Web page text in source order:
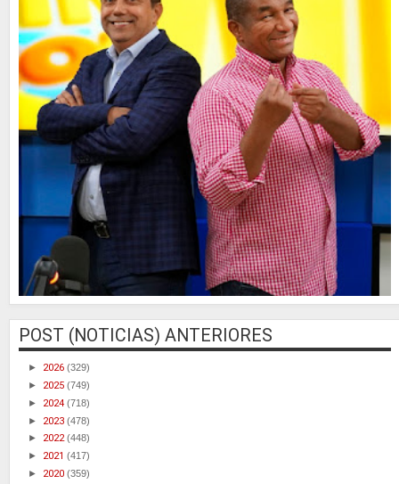
POST (NOTICIAS) ANTERIORES
► 2026 (329)
► 2025 (749)
► 2024 (718)
► 2023 (478)
► 2022(448)
► 2021 (417)
► 2020 (359)